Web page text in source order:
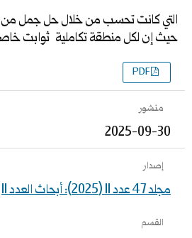
التي كانت تحسب من خلال حل جمل من
حيث إن لكل منطقة تكاملية ثوابت
PDF
منشور
2025-09-30
إصدار
مجلد 47 عدد 11 (2025): أبحاث العدد 11
القسم